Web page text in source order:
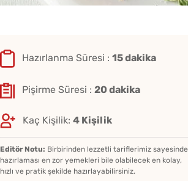
Hazırlanma Süresi : 15 dakika
Pişirme Süresi : 20 dakika
Kaç Kişilik: 4 Kişilik
Editör Notu: Birbirinden lezzetli tariflerimiz sayesinde
hazırlaması en zor yemekleri bile olabilecek en kolay,
hızlı ve pratik şekilde hazırlayabilirsiniz.